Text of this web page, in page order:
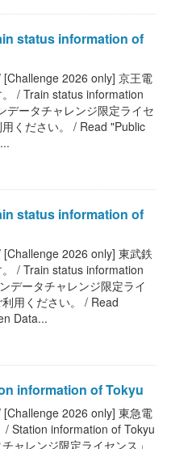
status information of
[Challenge 2026 only] 京王電
/ Train status information
データチャレンジ限定ライセ
ください。 / Read "Public
status information of
[Challenge 2026 only] 東武鉄
/ Train status information
データチャレンジ限定ライ
用ください。 / Read
Data...
information of Tokyu
[Challenge 2026 only] 東急電
/ Station information of Tokyu
ャレンジ限定ライセンス」